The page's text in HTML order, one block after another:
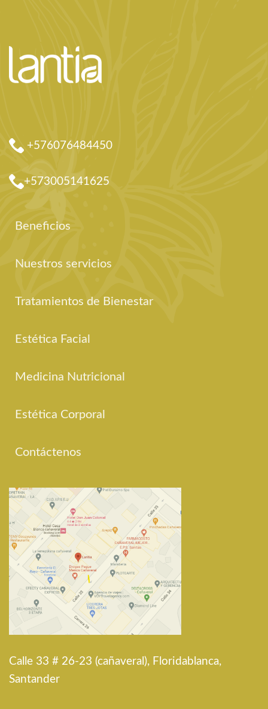
+576076484450
+573005141625
Beneficios
Nuestros servicios
Tratamientos de Bienestar
Estética Facial
Medicina Nutricional
Estética Corporal
Contáctenos
Calle 33 # 26-23 (cañaveral), Floridablanca,
Santander